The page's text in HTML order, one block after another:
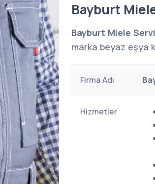
Bayburt
Bayburt Miele
marka beyaz eşya
Firma Adı
Hizmetler